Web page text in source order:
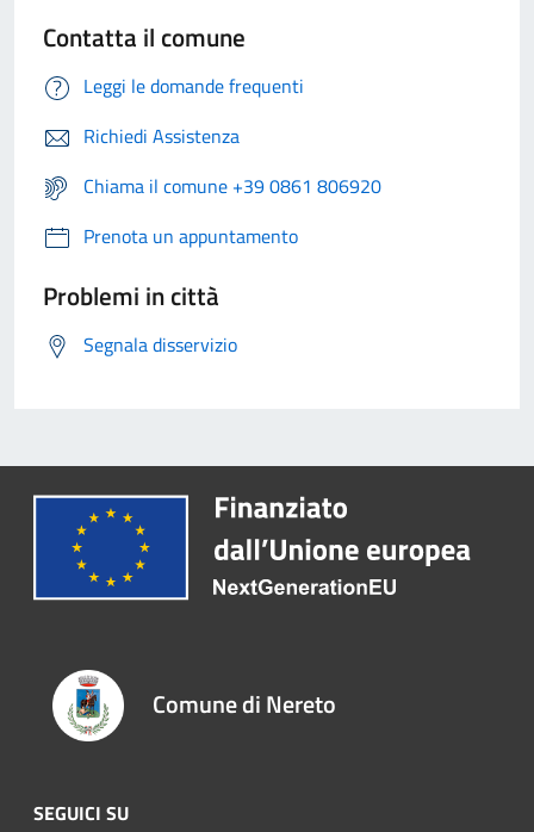
Contatta il comune
Leggi le domande frequenti
Richiedi Assistenza
Chiama il comune +39 0861 806920
Prenota un appuntamento
Problemi in città
Segnala disservizio
Comune di Nereto
SEGUICI SU